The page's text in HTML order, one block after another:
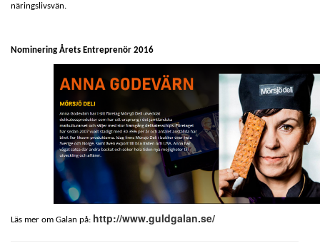
näringslivsvän.
Nominering Årets Entreprenör 2016
Läs mer om Galan på: http://www.guldgalan.se/